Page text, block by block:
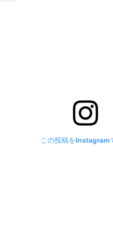
この投稿をInstagram